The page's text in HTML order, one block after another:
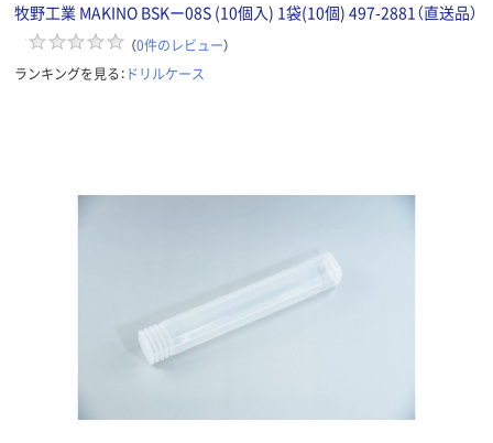
牧野工業 MAKINO BSKー08S (10個入) 1袋(10個) 497-2881（直送品）
（0件のレビュー）
ランキングを見る： ドリルケース